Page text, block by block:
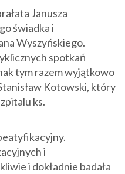
Janusza
świadka i
Wyszyńskiego.
spotkań
tym razem wyjątkowo
Kotowski, który
ks.
i
i dokładnie badała